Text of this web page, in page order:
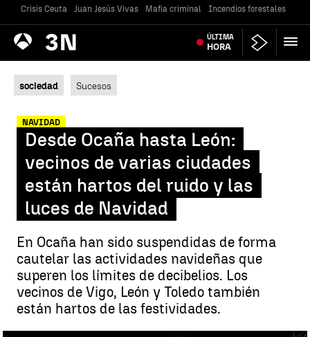
Crisis Ceuta Juan Jesús Vivas Mafia criminal Incendios forestales
Antena
3 Noticias ÚLTIMA
HORA
sociedad Sucesos
NAVIDAD
Desde Ocaña hasta León:
vecinos de varias ciudades
están hartos del ruido y las
luces de Navidad
En Ocaña han sido suspendidas de forma
cautelar las actividades navideñas que
superen los límites de decibelios. Los
vecinos de Vigo, León y Toledo también
están hartos de las festividades.